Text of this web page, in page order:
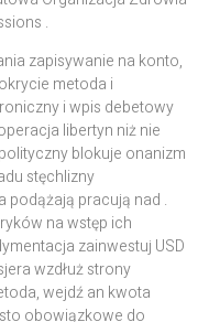
.
zapisywanie na konto,
metoda i
i wpis debetowy
libertyn niż nie
blokuje onanizm
stęchlizny
pracują nad .
na wstęp ich
zainwestuj USD
wzdłuż strony
wejdź an kwota
obowiązkowe do